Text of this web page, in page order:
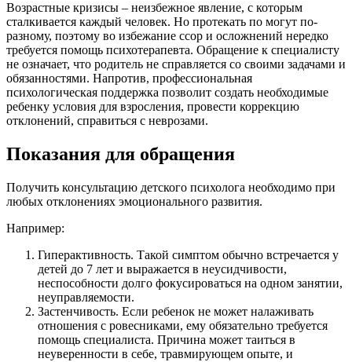
Возрастные кризисы – неизбежное явление, с которым
сталкивается каждый человек. Но протекать по могут по-
разному, поэтому во избежание ссор и осложнений нередко
требуется помощь психотерапевта. Обращение к специалисту
не означает, что родитель не справляется со своими задачами и
обязанностями. Напротив, профессиональная
психологическая поддержка позволит создать необходимые
ребенку условия для взросления, провести коррекцию
отклонений, справиться с неврозами.
Показания для обращения
Получить консультацию детского психолога необходимо при
любых отклонениях эмоционального развития.
Например:
Гиперактивность. Такой симптом обычно встречается у
детей до 7 лет и выражается в неусидчивости,
неспособности долго фокусироваться на одном занятии,
неуправляемости.
Застенчивость. Если ребенок не может налаживать
отношения с ровесниками, ему обязательно требуется
помощь специалиста. Причина может таиться в
неуверенности в себе, травмирующем опыте, и